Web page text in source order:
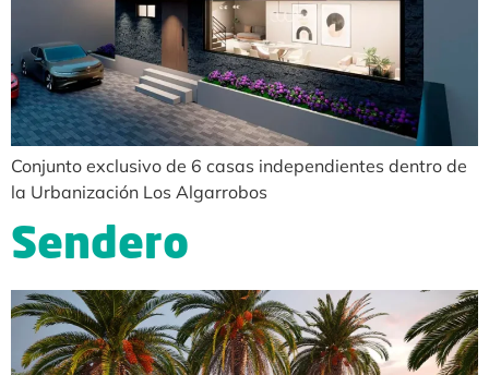
Conjunto exclusivo de 6 casas independientes dentro de
la Urbanización Los Algarrobos
Sendero